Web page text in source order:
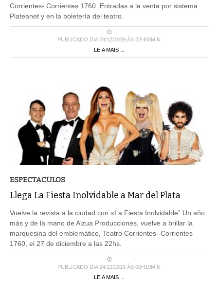
Corrientes- Corrientes 1760. Entradas a la venta por sistema
Plateanet y en la boletería del teatro.
PUBLICADO DIA 28/12/2019 ÀS 22H58MIN
LEIA MAIS ...
ESPECTACULOS
Llega La Fiesta Inolvidable a Mar del Plata
Vuelve la revista a la ciudad con «La Fiesta Inolvidable” Un año
más y de la mano de Alzua Producciones, vuelve a brillar la
marquesina del emblemático, Teatro Corrientes -Corrientes
1760, el 27 de diciembre a las 22hs.
PUBLICADO DIA 24/12/2019 ÀS 00H19MIN
LEIA MAIS ...